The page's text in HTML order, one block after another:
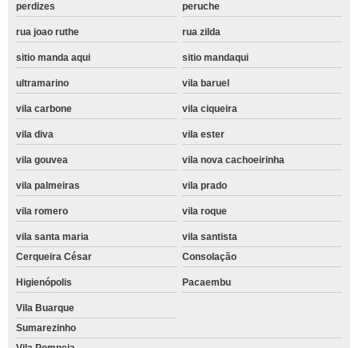
perdizes peruche
rua joao ruthe rua zilda
sitio manda aqui sitio mandaqui
ultramarino vila baruel
vila carbone vila ciqueira
vila diva vila ester
vila gouvea vila nova cachoeirinha
vila palmeiras vila prado
vila romero vila roque
vila santa maria
vila santista
Cerqueira César
Consolação
Higienópolis Pacaembu
Vila Buarque
Sumarezinho